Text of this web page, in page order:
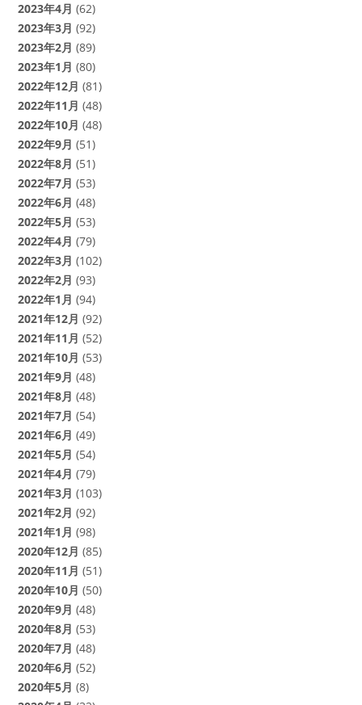
2023年4月 (62)
2023年3月 (92)
2023年2月 (89)
2023年1月 (80)
2022年12月 (81)
2022年11月 (48)
2022年10月 (48)
2022年9月 (51)
2022年8月 (51)
2022年7月 (53)
2022年6月 (48)
2022年5月 (53)
2022年4月 (79)
2022年3月 (102)
2022年2月 (93)
2022年1月 (94)
2021年12月 (92)
2021年11月 (52)
2021年10月 (53)
2021年9月 (48)
2021年8月 (48)
2021年7月 (54)
2021年6月 (49)
2021年5月 (54)
2021年4月 (79)
2021年3月 (103)
2021年2月 (92)
2021年1月 (98)
2020年12月 (85)
2020年11月 (51)
2020年10月 (50)
2020年9月 (48)
2020年8月 (53)
2020年7月 (48)
2020年6月 (52)
2020年5月 (8)